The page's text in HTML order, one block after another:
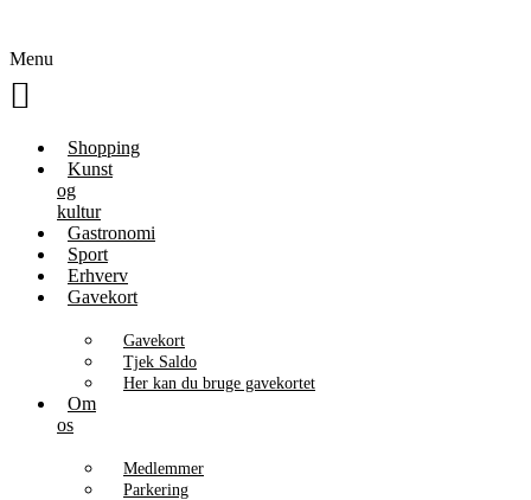
Menu
Shopping
Kunst
og
kultur
Gastronomi
Sport
Erhverv
Gavekort
Gavekort
Tjek Saldo
Her kan du bruge gavekortet
Om
os
Medlemmer
Parkering